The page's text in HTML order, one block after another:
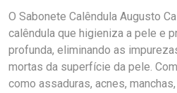
O Sabonete Calêndula Augusto
calêndula que higieniza a pele e
profunda, eliminando as
mortas da superfície da pele.
como assaduras, acnes,